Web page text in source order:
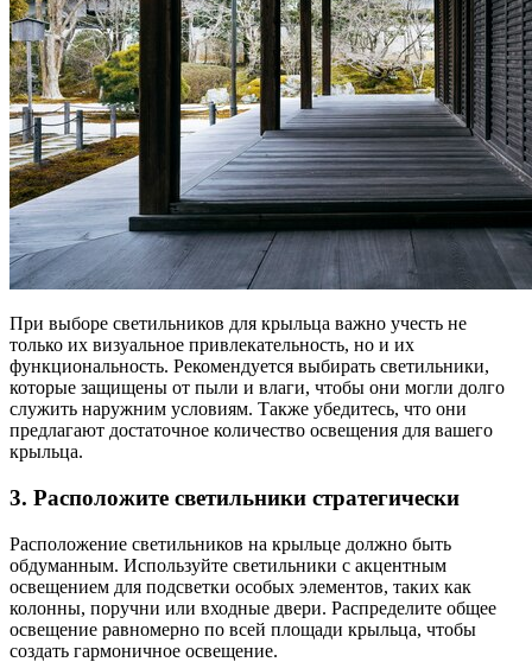
При выборе светильников для крыльца важно учесть не
только их визуальное привлекательность, но и их
функциональность. Рекомендуется выбирать светильники,
которые защищены от пыли и влаги, чтобы они могли долго
служить наружним условиям. Также убедитесь, что они
предлагают достаточное количество освещения для вашего
крыльца.
3. Расположите светильники стратегически
Расположение светильников на крыльце должно быть
обдуманным. Используйте светильники с акцентным
освещением для подсветки особых элементов, таких как
колонны, поручни или входные двери. Распределите общее
освещение равномерно по всей площади крыльца, чтобы
создать гармоничное освещение.